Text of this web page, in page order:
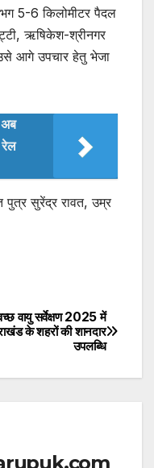
5-6 किलोमीटर पैदल
ऋषिकेश-श्रीनगर
आगे उपचार हेतु भेजा
सुरेंद्र रावत, उम्र
वायु सर्वेक्षण 2025 में
के शहरों की शानदार
उपलब्धि